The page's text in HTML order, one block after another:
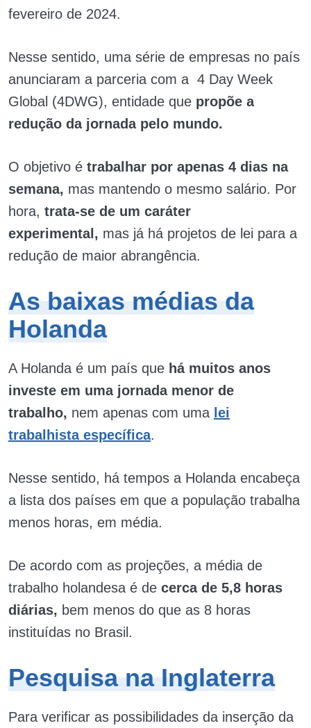
fevereiro de 2024.
Nesse sentido, uma série de empresas no país
anunciaram a parceria com a 4 Day Week
Global (4DWG), entidade que propõe a
redução da jornada pelo mundo.
O objetivo é trabalhar por apenas 4 dias na
semana, mas mantendo o mesmo salário. Por
hora, trata-se de um caráter
experimental, mas já há projetos de lei para a
redução de maior abrangência.
As baixas médias da
Holanda
A Holanda é um país que há muitos anos
investe em uma jornada menor de
trabalho, nem apenas com uma lei
trabalhista específica.
Nesse sentido, há tempos a Holanda encabeça
a lista dos países em que a população trabalha
menos horas, em média.
De acordo com as projeções, a média de
trabalho holandesa é de cerca de 5,8 horas
diárias, bem menos do que as 8 horas
instituídas no Brasil.
Pesquisa na Inglaterra
Para verificar as possibilidades da inserção da